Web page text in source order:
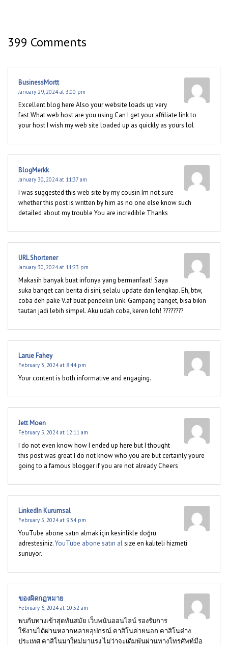
399 Comments
BusinessMortt
January 29, 2024 at 3:00 pm
Excellent blog here Also your website loads up very
fast What web host are you using Can I get your affiliate link to
your host I wish my web site loaded up as quickly as yours lol
BlogMerkk
January 30, 2024 at 11:37 am
I was suggested this web site by my cousin Im not sure
whether this post is written by him as no one else know such
detailed about my trouble You are incredible Thanks
URL Shortener
January 30, 2024 at 11:23 pm
Makasih banyak buat infonya yang bermanfaat! Saya
suka banget cari berita di sini, selalu update dan lengkap. Eh, btw,
coba deh pake V.af buat pendekin link. Gampang banget, bisa bikin
tautan jadi lebih simpel. Aku udah coba, keren loh! ????????
Larue Fahey
February 3, 2024 at 8:44 pm
Your content is both informative and engaging.
Jett Moen
February 5, 2024 at 12:11 am
I do not even know how I ended up here but I thought
this post was great I do not know who you are but certainly youre
going to a famous blogger if you are not already Cheers
LinkedIn Kurumsal
February 5, 2024 at 9:34 pm
YouTube abone satın almak için kesinlikle doğru
adrestesiniz.YouTube abone satın alsize en kaliteli hizmeti
sunuyor.
ของผิดกฏหมาย
February 6, 2024 at 10:52 am
พบกับทางเข้าสุดทันสมัย เว็บพนันออนไลน์ รองรับการ
ใช้งานได้ผ่านหลากหลายอุปกรณ์ คาสิโนค่ายนอก คาสิโนต่าง
ประเทศ คาสิโนมาใหม่มาแรง ไม่ว่าจะเดิมพันผ่านทางโทรศัพท์มือ